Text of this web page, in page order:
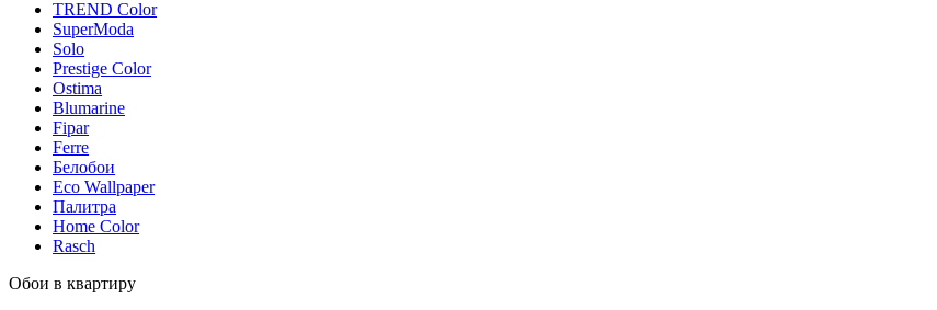
TREND Color
SuperModa
Solo
Prestige Color
Ostima
Blumarine
Fipar
Ferre
Белобои
Eco Wallpaper
Палитра
Home Color
Rasch
Обои в квартиру